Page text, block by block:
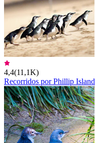
4,4(11,1K)
Recorridos por Phillip Island